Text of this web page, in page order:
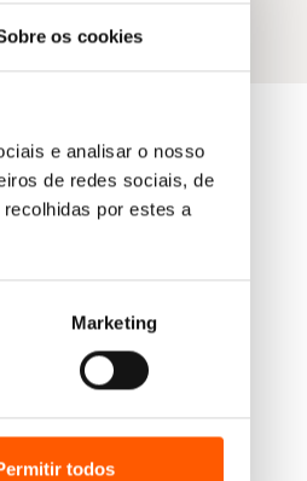
os cookies
e analisar o nosso
de redes sociais, de
por estes a
Marketing
todos